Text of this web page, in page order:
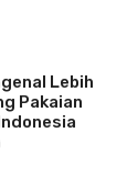
Lebih
Pakaian